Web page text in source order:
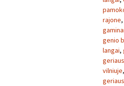
rajone,
genio
langai,
vilniuje,